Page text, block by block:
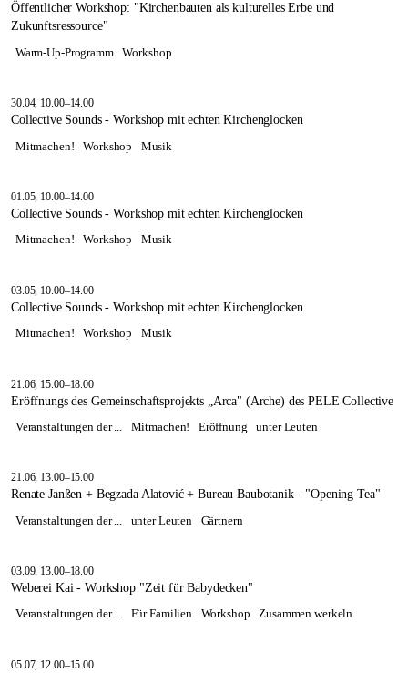
Öffentlicher Workshop: "Kirchenbauten als kulturelles Erbe und
Zukunftsressource"
Warm-Up-Programm Workshop
30.04, 10.00–14.00
Collective Sounds - Workshop mit echten Kirchenglocken
Mitmachen! Workshop Musik
01.05, 10.00–14.00
Collective Sounds - Workshop mit echten Kirchenglocken
Mitmachen! Workshop Musik
03.05, 10.00–14.00
Collective Sounds - Workshop mit echten Kirchenglocken
Mitmachen! Workshop Musik
21.06, 15.00–18.00
Eröffnungs des Gemeinschaftsprojekts „Arca" (Arche) des PELE Collective
Veranstaltungen der ... Mitmachen! Eröffnung unter Leuten
21.06, 13.00–15.00
Renate Janßen + Begzada Alatović + Bureau Baubotanik - "Opening Tea"
Veranstaltungen der ... unter Leuten Gärtnern
03.09, 13.00–18.00
Weberei Kai - Workshop "Zeit für Babydecken"
Veranstaltungen der ... Für Familien Workshop Zusammen werkeln
05.07, 12.00–15.00